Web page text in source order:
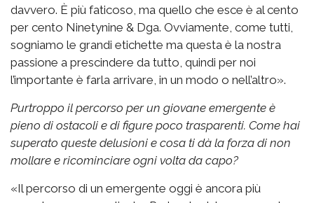
davvero. È più faticoso, ma quello che esce è al cento
per cento Ninetynine & Dga. Ovviamente, come tutti,
sogniamo le grandi etichette ma questa è la nostra
passione a prescindere da tutto, quindi per noi
l’importante è farla arrivare, in un modo o nell’altro».
Purtroppo il percorso per un giovane emergente è
pieno di ostacoli e di figure poco trasparenti. Come hai
superato queste delusioni e cosa ti dà la forza di non
mollare e ricominciare ogni volta da capo?
«Il percorso di un emergente oggi è ancora più